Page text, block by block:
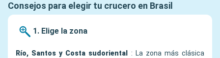
Consejos para elegir tu crucero en Brasil
1. Elige la zona
Río, Santos y Costa sudoriental
: La zona más clásica